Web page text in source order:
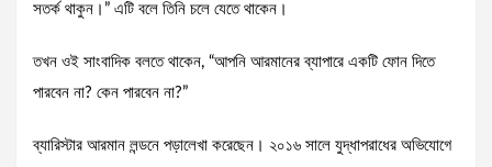
সতর্ক থাকুন।” এটি বলে তিনি চলে যেতে থাকেন।
তখন ওই সাংবাদিক বলতে থাকেন, “আপনি আরমানের ব্যাপারে একটি ফোন দিতে
পারবেন না? কেন পারবেন না?”
ব্যারিস্টার আরমান লন্ডনে পড়ালেখা করেছেন। ২০১৬ সালে যুদ্ধাপরাধের অভিযোগে